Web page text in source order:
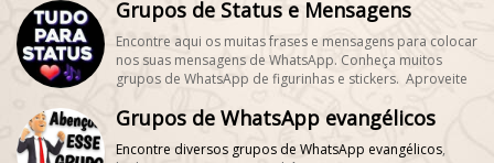
Grupos de Status e Mensagens
Encontre aqui os muitas frases e mensagens para colocar
nos suas mensagens de WhatsApp. Conheça muitos
grupos de WhatsApp de figurinhas e stickers. Aproveite
é grátis! #SegueMeuPerfil!
Grupos de WhatsApp evangélicos
Encontre diversos grupos de WhatsApp evangélicos,